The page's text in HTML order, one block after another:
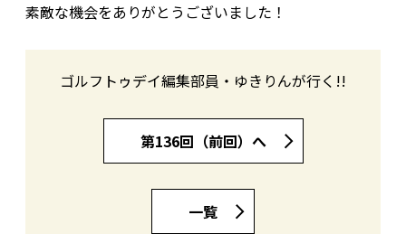
素敵な機会をありがとうございました！
ゴルフトゥデイ編集部員・ゆきりんが行く!!
第136回（前回）へ
一覧